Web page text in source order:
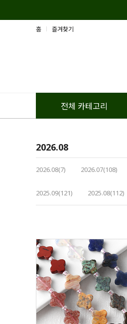
홈 즐겨찾기
전체 카테고리
2026.08
2026.08(7) 2026.07(108)
2025.09(121) 2025.08(112)